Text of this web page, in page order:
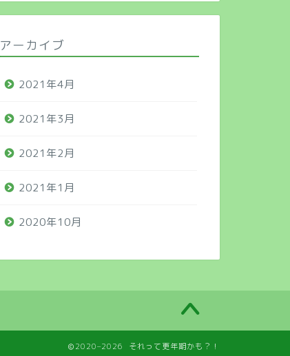
アーカイブ
2021年4月
2021年3月
2021年2月
2021年1月
2020年10月
2020–2026 それって更年期かも？！